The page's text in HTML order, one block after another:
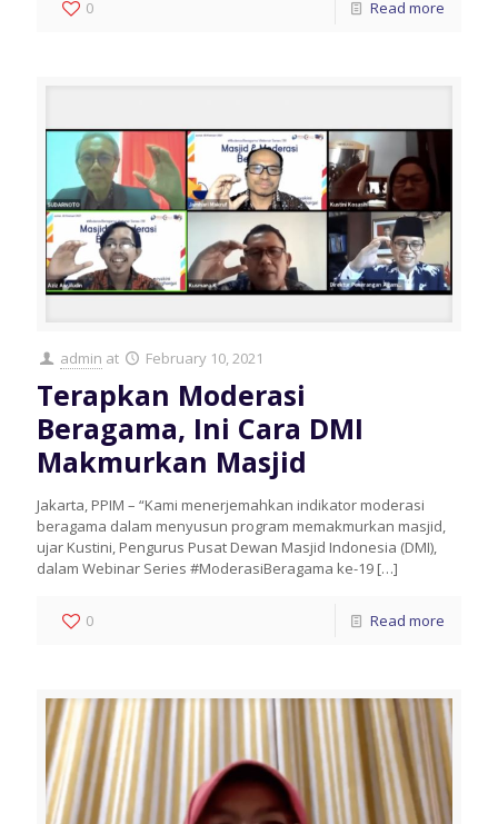
0 Read more
admin at February 10, 2021
Terapkan Moderasi
Beragama, Ini Cara DMI
Makmurkan Masjid
Jakarta, PPIM – “Kami menerjemahkan indikator moderasi
beragama dalam menyusun program memakmurkan masjid,
ujar Kustini, Pengurus Pusat Dewan Masjid Indonesia (DMI),
dalam Webinar Series #ModerasiBeragama ke-19 […]
0 Read more